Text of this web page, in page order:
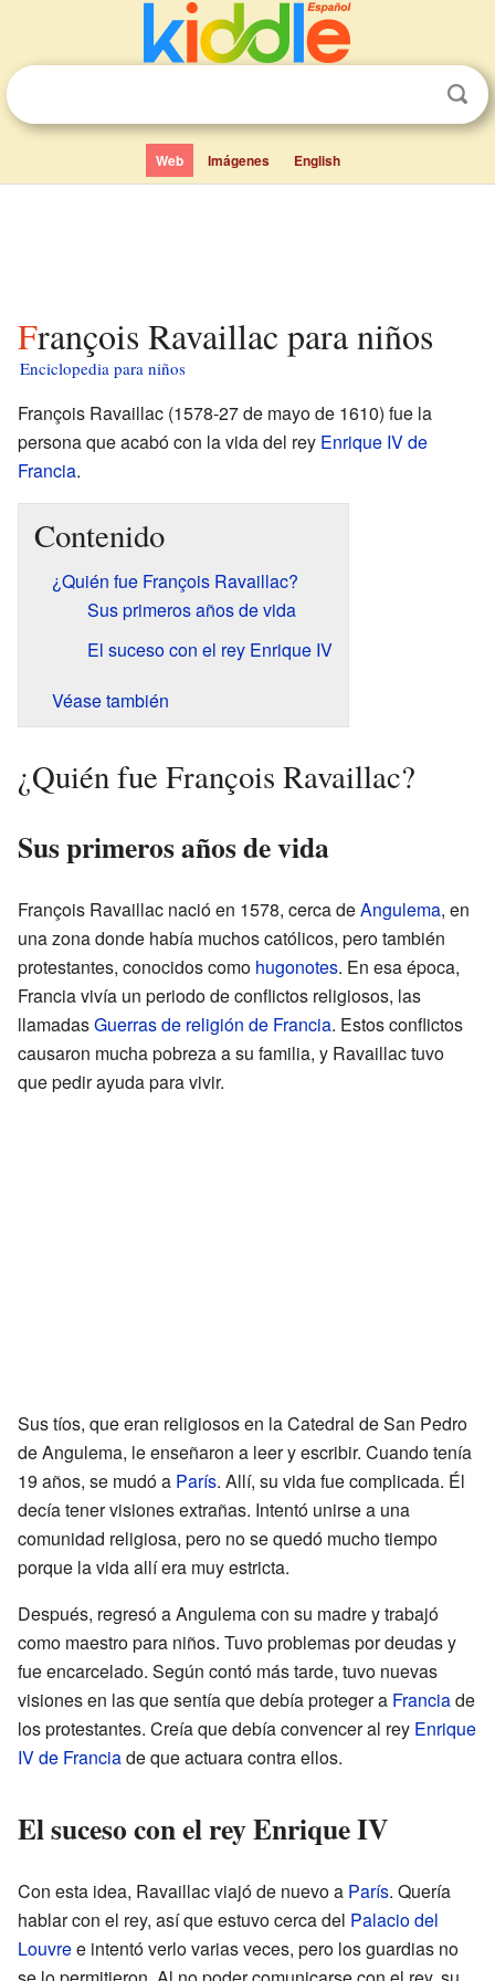
Web Imágenes English
François Ravaillac para niños
Enciclopedia para niños
François Ravaillac (1578-27 de mayo de 1610) fue la
persona que acabó con la vida del rey Enrique IV de
Francia.
Contenido
¿Quién fue François Ravaillac?
Sus primeros años de vida
El suceso con el rey Enrique IV
Véase también
¿Quién fue François Ravaillac?
Sus primeros años de vida
François Ravaillac nació en 1578, cerca deAngulema, en
una zona donde había muchos católicos, pero también
protestantes, conocidos como hugonotes. En esa época,
Francia vivía un periodo de conflictos religiosos, las
llamadasGuerras de religión de Francia. Estos conflictos
causaron mucha pobreza a su familia, y Ravaillac tuvo
que pedir ayuda para vivir.
Sus tíos, que eran religiosos en la Catedral de San Pedro
de Angulema, le enseñaron a leer y escribir. Cuando tenía
19 años, se mudó a París. Allí, su vida fue complicada. Él
decía tener visiones extrañas. Intentó unirse a una
comunidad religiosa, pero no se quedó mucho tiempo
porque la vida allí era muy estricta.
Después, regresó a Angulema con su madre y trabajó
como maestro para niños. Tuvo problemas por deudas y
fue encarcelado. Según contó más tarde, tuvo nuevas
visiones en las que sentía que debía proteger a Franciade
los protestantes. Creía que debía convencer al rey Enrique
IV de Franciade que actuara contra ellos.
El suceso con el rey Enrique IV
Con esta idea, Ravaillac viajó de nuevo a París. Quería
hablar con el rey, así que estuvo cerca del Palacio del
Louvree intentó verlo varias veces, pero los guardias no